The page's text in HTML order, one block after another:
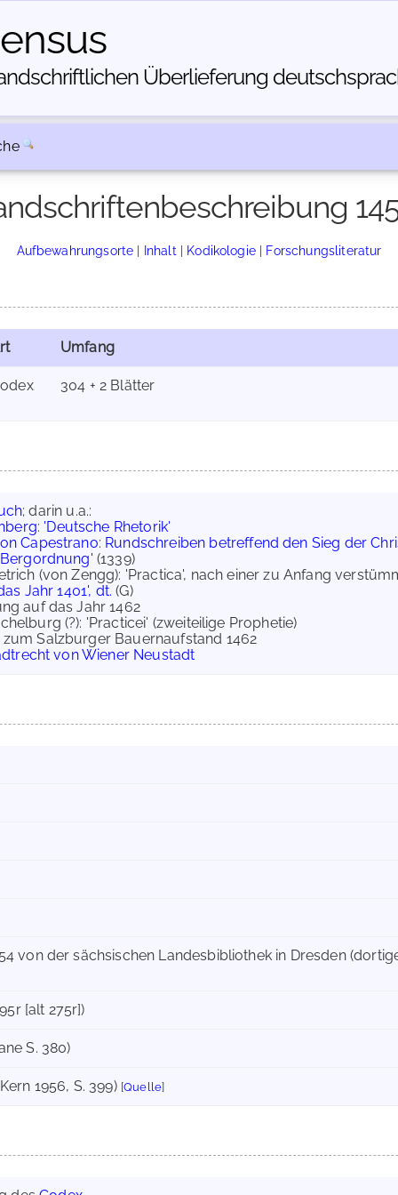
Über­lieferung
Aufbewahrungsorte | Inhalt | Kodikologie| Forschungsliteratur
Umfang
304 + 2 Blätter
; darin u.a.:
: 'Deutsche Rhetorik'
Capestrano: Rundschreiben betreffend den Sieg der
(1339)
(von Zengg): 'Practica', nach einer zu Anfang
Jahr 1401', dt. (G)
auf das Jahr 1462
(?): 'Practicei' (zweiteilige Prophetie)
zum Salzburger Bauernaufstand 1462
von Wiener Neustadt
von der sächsischen Landesbibliothek in Dresden
[alt 275r])
S. 380)
1956, S. 399) [Quelle]